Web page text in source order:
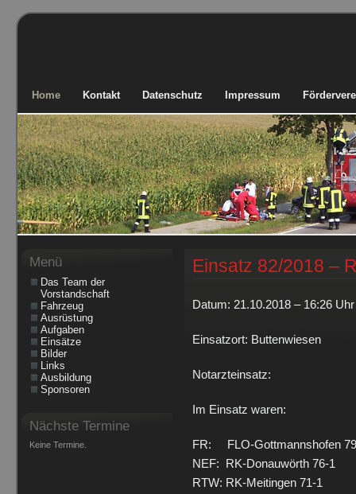
Home Kontakt Datenschutz Impressum
Einsatz 82/2018 –
Datum: 21.10.2018 – 16:26 Uhr
Einsatzort: Buttenwiesen
Notarzteinsatz:
Im Einsatz waren:
FR: FLO-Gottmannshofen
NEF: RK-Donauwörth 76-1
RTW: RK-Meitingen 71-1
Menü
Das Team der
Vorstandschaft
Fahrzeug
Ausrüstung
Aufgaben
Einsätze
Bilder
Links
Ausbildung
Sponsoren
Nächste Termine
Keine Termine.